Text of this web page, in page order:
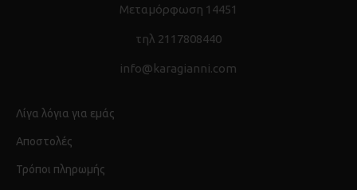
Μεταμόρφωση 14451
τηλ 2117808440
info@karagianni.com
Λίγα λόγια για εμάς
Αποστολές
Τρόποι πληρωμής